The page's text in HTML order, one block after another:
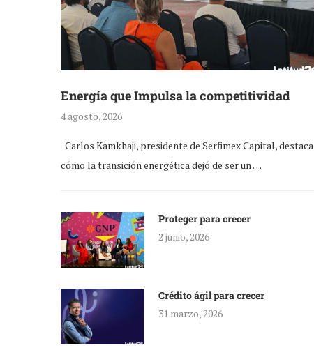
Energía que Impulsa la competitividad
4 agosto, 2026
Carlos Kamkhaji, presidente de Serfimex Capital, destaca
cómo la transición energética dejó de ser un …
Proteger para crecer
2 junio, 2026
Crédito ágil para crecer
31 marzo, 2026